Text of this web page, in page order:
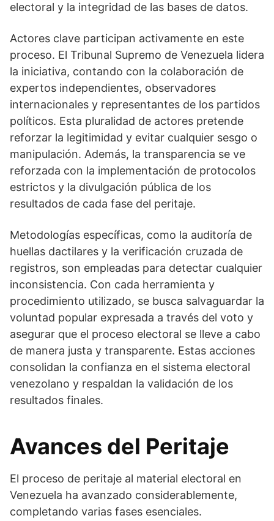
electoral y la integridad de las bases de datos.
Actores clave participan activamente en este
proceso. El Tribunal Supremo de Venezuela lidera
la iniciativa, contando con la colaboración de
expertos independientes, observadores
internacionales y representantes de los partidos
políticos. Esta pluralidad de actores pretende
reforzar la legitimidad y evitar cualquier sesgo o
manipulación. Además, la transparencia se ve
reforzada con la implementación de protocolos
estrictos y la divulgación pública de los
resultados de cada fase del peritaje.
Metodologías específicas, como la auditoría de
huellas dactilares y la verificación cruzada de
registros, son empleadas para detectar cualquier
inconsistencia. Con cada herramienta y
procedimiento utilizado, se busca salvaguardar la
voluntad popular expresada a través del voto y
asegurar que el proceso electoral se lleve a cabo
de manera justa y transparente. Estas acciones
consolidan la confianza en el sistema electoral
venezolano y respaldan la validación de los
resultados finales.
Avances del Peritaje
El proceso de peritaje al material electoral en
Venezuela ha avanzado considerablemente,
completando varias fases esenciales.